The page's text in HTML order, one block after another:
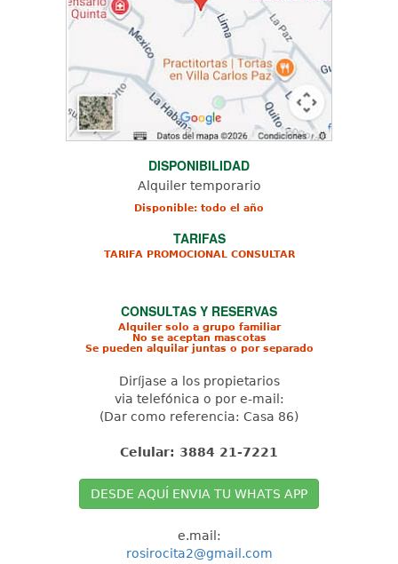
DISPONIBILIDAD
Alquiler temporario
Disponible: todo el año
TARIFAS
TARIFA PROMOCIONAL CONSULTAR
CONSULTAS Y RESERVAS
Alquiler solo a grupo familiar
No se aceptan mascotas
Se pueden alquilar juntas o por separado
Diríjase a los propietarios
via telefónica o por e-mail:
(Dar como referencia: Casa 86)
Celular: 3884 21-7221
DESDE AQUÍ ENVIA TU WHATS APP
e.mail:
rosirocita2@gmail.com